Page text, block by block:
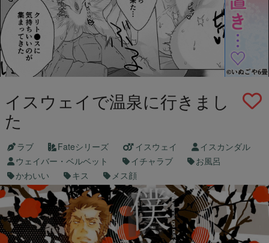
イスウェイで温泉に行きまし
た
ラブ Fateシリーズ イスウェイ
イスカンダル
ウェイバー・ベルベット
イチャラブ
お風呂
かわいい
キス メス顔